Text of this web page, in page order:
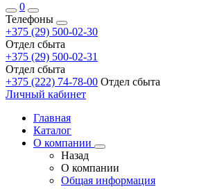
0
Телефоны
+375 (29) 500-02-30
Отдел сбыта
+375 (29) 500-02-31
Отдел сбыта
+375 (222) 74-78-00 Отдел сбыта
Личный кабинет
Главная
Каталог
О компании
Назад
О компании
Общая информация